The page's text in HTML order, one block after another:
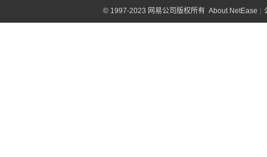
©1997-2023 网易公司版权所有 About NetEase